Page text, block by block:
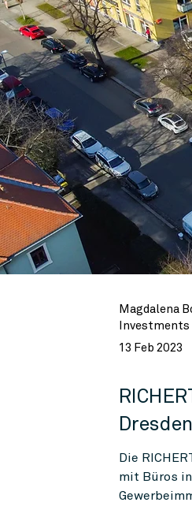
Magdalena
Investments
13 Feb 2023
Die
mit Büros